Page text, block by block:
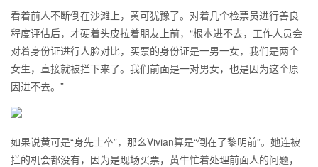
看着前人不断倒在沙滩上，黄可犹豫了。对着几个检票员进行善良
程度评估后，才硬着头皮拉着朋友上前，“根本进不去，工作人员会
对着身份证进行人脸对比，买票的身份证是一男一女，我们是两个
女生，直接就被拦下来了。我们前面是一对男女，也是因为这个原
因进不去。”
如果说黄可是“身先士卒”，那么Vivian算是“倒在了黎明前”。她连被
拦的机会都没有，因为是现场买票，黄牛忙着处理前面人的问题，